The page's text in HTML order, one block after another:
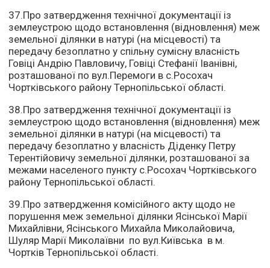
37.Про затвердження технічної документації із
землеустрою щодо встановлення (відновлення) меж
земельної ділянки в натурі (на місцевості) та
передачу безоплатно у спільну сумісну власність
Говіці Андрію Павловичу, Говіці Стефанії Іванівні,
розташованої по вул.Перемоги в с.Росохач
Чортківського району Тернопільської області.
38.Про затвердження технічної документації із
землеустрою щодо встановлення (відновлення) меж
земельної ділянки в натурі (на місцевості) та
передачу безоплатно у власність Діденку Петру
Терентійовичу земельної ділянки, розташованої за
межами населеного пункту с.Росохач Чортківського
району Тернопільської області.
39.Про затвердження комісійного акту щодо не
порушення меж земельної ділянки Ясінської Марії
Михайлівни, Ясінського Михайла Миколайовича,
Шуляр Марії Миколаївни по вул.Київська в м.
Чортків Тернопільської області.